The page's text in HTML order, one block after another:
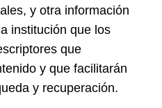
y otra información
institución que los
que
y que facilitarán
y recuperación.